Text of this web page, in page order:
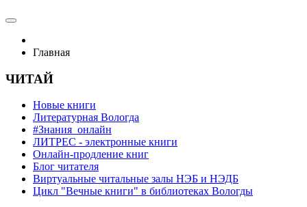
Главная
ЧИТАЙ
Новые книги
Литературная Вологда
#Знания_онлайн
ЛИТРЕС - электронные книги
Онлайн-продление книг
Блог читателя
Виртуальные читальные залы НЭБ и НЭДБ
Цикл "Вечные книги" в библиотеках Вологды